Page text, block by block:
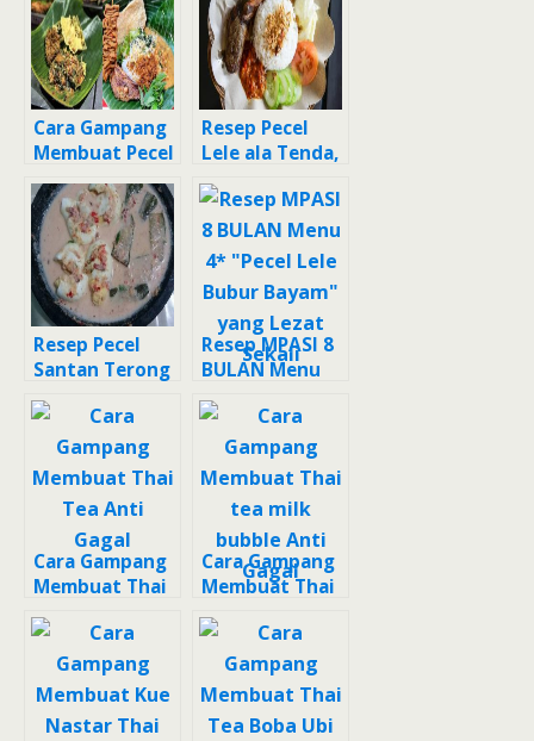
Cara Gampang
Membuat Pecel
Madiun, Lezat
Sekali
Resep Pecel
Lele ala Tenda,
Bisa Manjain
Lidah
Resep Pecel
Santan Terong
Tempe Anti
Gagal
Resep MPASI 8
BULAN Menu
4* "Pecel Lele
Bubur Bayam"
yang Lezat
Sekali
Cara Gampang
Membuat Thai
Tea Anti Gagal
Cara Gampang
Membuat Thai
tea milk
bubble Anti
Gagal